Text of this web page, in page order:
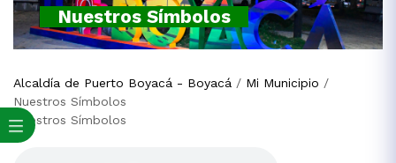
Nuestros Símbolos
Alcaldía de Puerto Boyacá - Boyacá / Mi Municipio /
Nuestros Símbolos
Nuestros Símbolos